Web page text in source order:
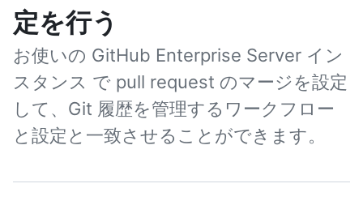
定を行う
お使いの GitHub Enterprise Server イン
スタンス で pull request のマージを設定
して、Git 履歴を管理するワークフロー
と設定と一致させることができます。